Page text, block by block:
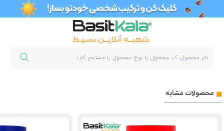
محصولات مشابه